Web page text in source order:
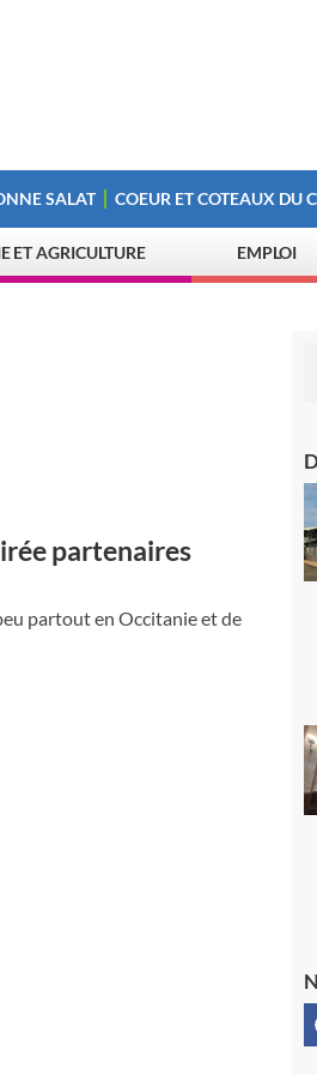
SALAT COEUR ET COTEAUX DU
ET AGRICULTURE EMPLOI
partenaires
partout en Occitanie et de